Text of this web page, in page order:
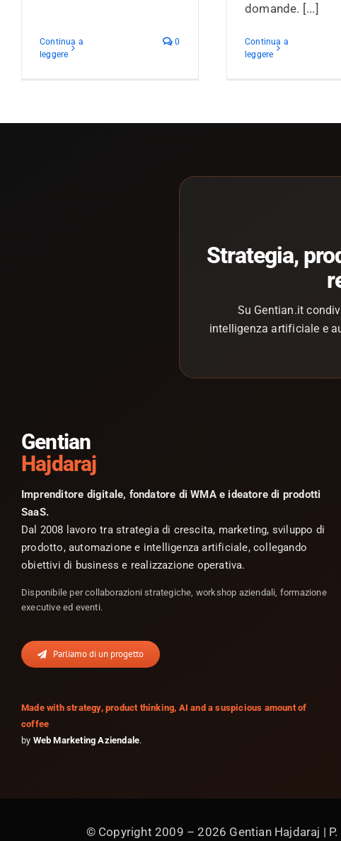
Continua a
leggere
0
domande. [...]
Continua a
leggere
Strategia,
Su Gentian.it
intelligenza artificiale e
Gentian
Hajdaraj
Imprenditore digitale, fondatore di WMA e ideatore di prodotti
SaaS.
Dal 2008 lavoro tra strategia di crescita, marketing, sviluppo di
prodotto, automazione e intelligenza artificiale, collegando
obiettivi di business e realizzazione operativa.
Disponibile per collaborazioni strategiche, workshop aziendali, formazione
executive ed eventi.
Parliamo di un progetto
Made with strategy, product thinking, AI and a suspicious amount of
coffee
by Web Marketing Aziendale.
© Copyright 2009 – 2026 Gentian Hajdaraj |